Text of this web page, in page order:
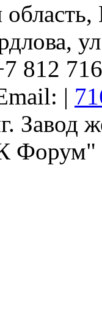
812
|
Завод
Форум"